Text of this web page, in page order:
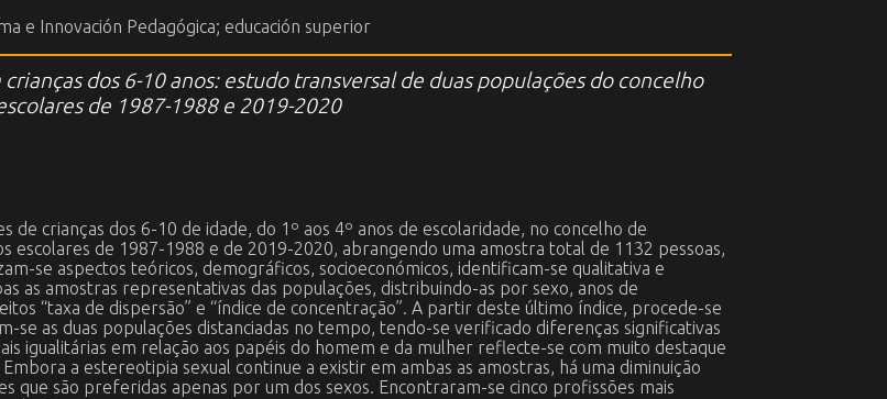
e Innovación Pedagógica; educación superior
dos 6-10 anos: estudo transversal de duas populações do concelho
de 1987-1988 e 2019-2020
crianças dos 6-10 de idade, do 1º aos 4º anos de escolaridade, no concelho de
escolares de 1987-1988 e de 2019-2020, abrangendo uma amostra total de 1132 pessoas,
se aspectos teóricos, demográficos, socioeconómicos, identificam-se qualitativa e
as amostras representativas das populações, distribuindo-as por sexo, anos de
“taxa de dispersão” e “índice de concentração”. A partir deste último índice, procede-se
se as duas populações distanciadas no tempo, tendo-se verificado diferenças significativas
igualitárias em relação aos papéis do homem e da mulher reflecte-se com muito destaque
a estereotipia sexual continue a existir em ambas as amostras, há uma diminuição
que são preferidas apenas por um dos sexos. Encontraram-se cinco profissões mais